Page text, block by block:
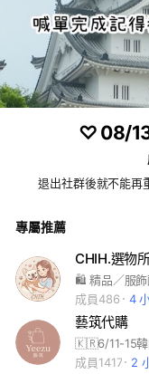
♡ 08/
專屬推薦
CHIH.選物
成員486
4
藝筑代購
🇰🇷6/11-15韓
成員1417
2